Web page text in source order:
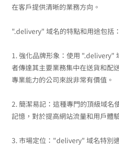
在客戶提供清晰的業務方向。
".delivery" 域名的特點和用途包括：
1. 強化品牌形象：使用 ".delivery"
者傳達其主要業務集中在送貨和配
專業能力的公司來說非常有價值。
2. 簡潔易記：這種專門的頂級域名
記憶，對於提高網站流量和用戶體
3. 市場定位："delivery" 域名特別